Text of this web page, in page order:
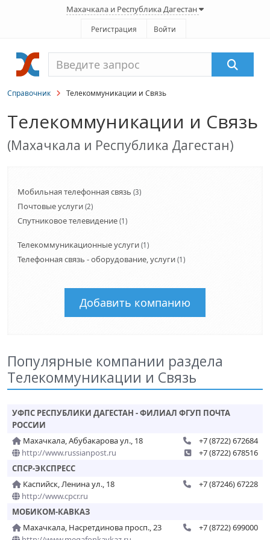
Махачкала и Республика Дагестан
Регистрация Войти
Справочник Телекоммуникации и Связь
Телекоммуникации и Связь
(Махачкала и Республика Дагестан)
Мобильная телефонная связь (3)
Почтовые услуги (2)
Спутниковое телевидение (1)
Телекоммуникационные услуги (1)
Телефонная связь - оборудование, услуги (1)
Добавить компанию
Популярные компании раздела
Телекоммуникации и Связь
УФПС РЕСПУБЛИКИ ДАГЕСТАН - ФИЛИАЛ ФГУП ПОЧТА
РОССИИ
Махачкала, Абубакарова ул., 18
http://www.russianpost.ru
+7 (8722) 672684
+7 (8722) 678516
СПСР-ЭКСПРЕСС
Каспийск, Ленина ул., 18
http://www.cpcr.ru
+7 (87246) 67228
МОБИКОМ-КАВКАЗ
Махачкала, Насретдинова просп., 23
+7 (8722) 699000